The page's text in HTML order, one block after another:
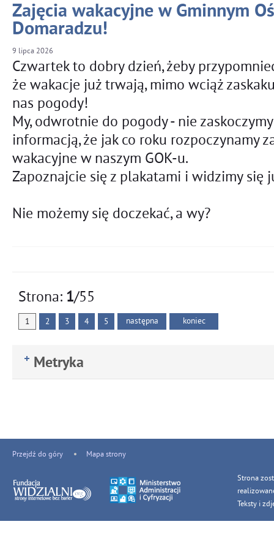
Zajęcia wakacyjne w Gminnym
Domaradzu!
9 lipca 2026
Czwartek to dobry dzień, żeby
że wakacje już trwają, mimo wciąż
nas pogody!
My, odwrotnie do pogody - nie
informacją, że jak co roku rozpoczynamy
wakacyjne w naszym GOK-u.
Zapoznajcie się z plakatami i widzimy się
Nie możemy się doczekać, a wy?
Strona: 1/55
1 2 3 4 5 następna koniec
Metryka
Przejdź do góry Mapa strony
Strona
Teksty i